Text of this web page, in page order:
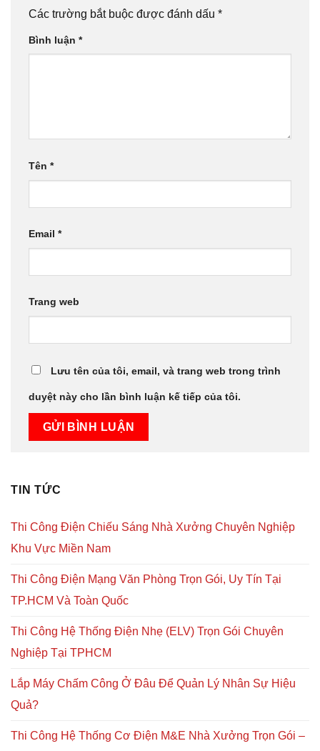
Các trường bắt buộc được đánh dấu *
Bình luận *
Tên *
Email *
Trang web
Lưu tên của tôi, email, và trang web trong trình
duyệt này cho lần bình luận kế tiếp của tôi.
TIN TỨC
Thi Công Điện Chiếu Sáng Nhà Xưởng Chuyên Nghiệp
Khu Vực Miền Nam
Thi Công Điện Mạng Văn Phòng Trọn Gói, Uy Tín Tại
TP.HCM Và Toàn Quốc
Thi Công Hệ Thống Điện Nhẹ (ELV) Trọn Gói Chuyên
Nghiệp Tại TPHCM
Lắp Máy Chấm Công Ở Đâu Để Quản Lý Nhân Sự Hiệu
Quả?
Thi Công Hệ Thống Cơ Điện M&E Nhà Xưởng Trọn Gói –